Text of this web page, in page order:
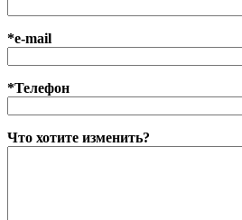
*e-mail
*Телефон
Что хотите изменить?